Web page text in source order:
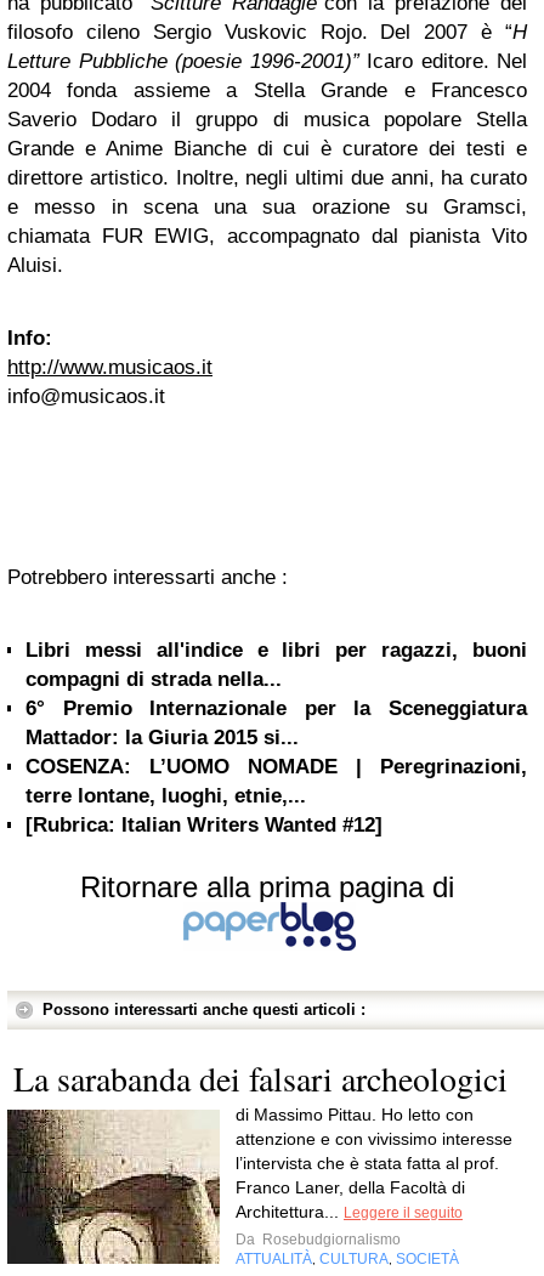
filosofo cileno Sergio Vuskovic Rojo. Del 2007 è “H
Letture Pubbliche (poesie 1996-2001)” Icaro editore. Nel
2004 fonda assieme a Stella Grande e Francesco
Saverio Dodaro il gruppo di musica popolare Stella
Grande e Anime Bianche di cui è curatore dei testi e
direttore artistico. Inoltre, negli ultimi due anni, ha curato
e messo in scena una sua orazione su Gramsci,
chiamata FUR EWIG, accompagnato dal pianista Vito
Aluisi.
Info:
http://www.musicaos.it
info@musicaos.it
Potrebbero interessarti anche :
Libri messi all'indice e libri per ragazzi, buoni
compagni di strada nella...
6° Premio Internazionale per la Sceneggiatura
Mattador: la Giuria 2015 si...
COSENZA: L’UOMO NOMADE | Peregrinazioni,
terre lontane, luoghi, etnie,...
[Rubrica: Italian Writers Wanted #12]
Ritornare alla prima pagina di
Possono interessarti anche questi articoli :
La sarabanda dei falsari archeologici
di Massimo Pittau. Ho letto con
attenzione e con vivissimo interesse
l’intervista che è stata fatta al prof.
Franco Laner, della Facoltà di
Architettura...
Leggere il seguito
Da Rosebudgiornalismo
ATTUALITÀ CULTURA SOCIETÀ